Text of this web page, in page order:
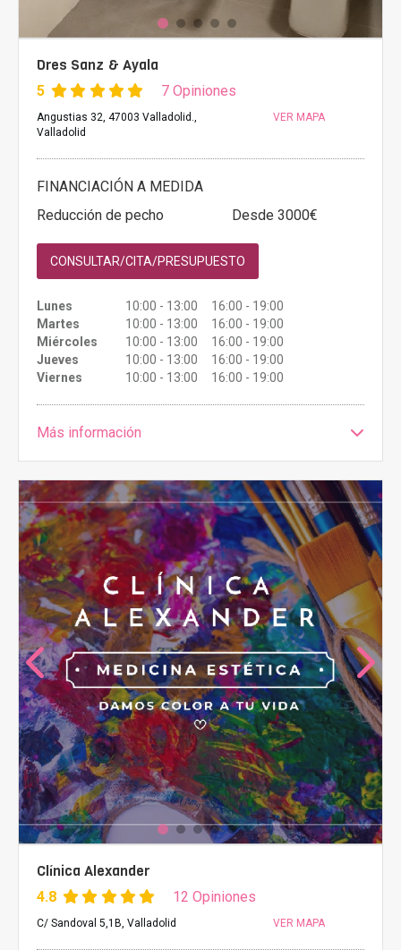
Dres Sanz & Ayala
5 7 Opiniones
Angustias 32, 47003 Valladolid.,
Valladolid
VER MAPA
FINANCIACIÓN A MEDIDA
Reducción de pecho
Desde 3000€
CONSULTAR/CITA/PRESUPUESTO
Lunes
10:00 - 13:00 16:00 - 19:00
Martes
10:00 - 13:00 16:00 - 19:00
Miércoles
10:00 - 13:00 16:00 - 19:00
Jueves
10:00 - 13:00 16:00 - 19:00
Viernes
10:00 - 13:00 16:00 - 19:00
Más información
Clínica Alexander
4.8 12 Opiniones
C/ Sandoval 5,1B, Valladolid VER MAPA